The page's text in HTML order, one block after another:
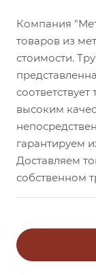
Компания
товаров из
стоимости.
высоким
гарантируем
Доставляем
собственном